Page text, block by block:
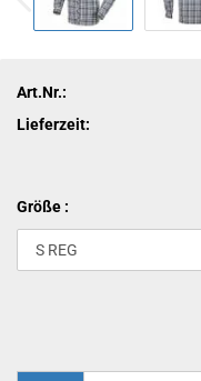
Art.Nr.:
Lieferzeit:
Größe :